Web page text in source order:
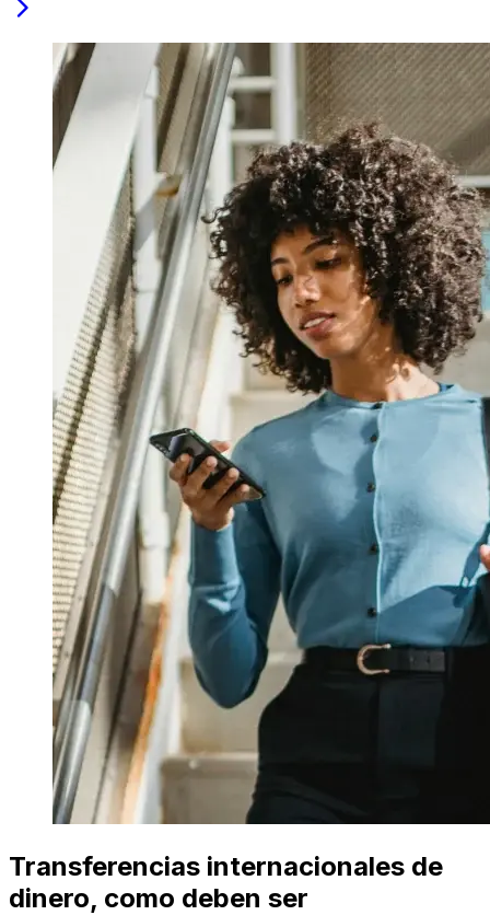
Transferencias internacionales de
dinero, como deben ser